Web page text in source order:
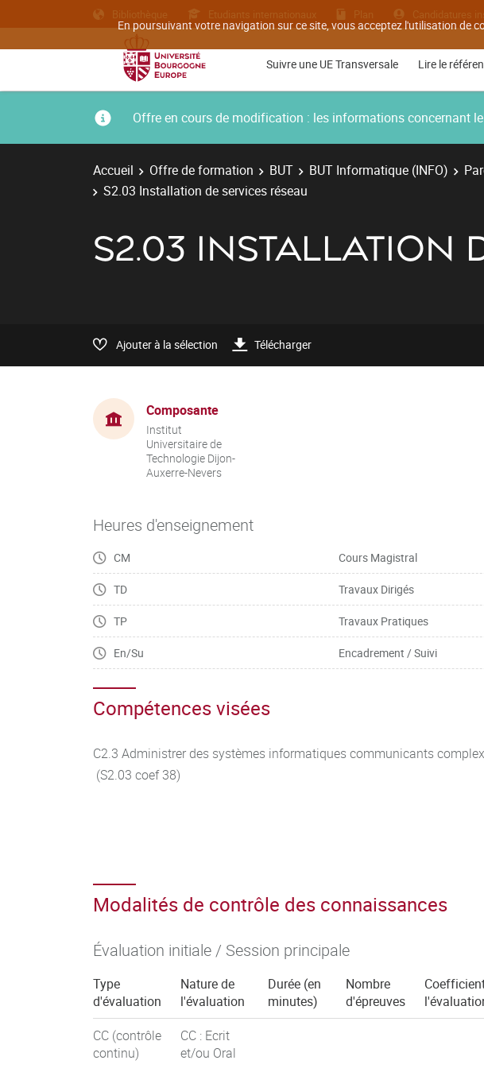
En poursuivant votre navigation sur ce site, vous acceptez l'utilisation de
Bibliothèque Etudiants internationaux Plan Candidatures
Suivre une UE Transversale Lire le
Offre en cours de modification : les informations concernant
Accueil Offre de formation BUT BUT Informatique (INFO)
S2.03 Installation de services réseau
S2.03 INSTALLATION
Ajouter à la sélection Télécharger
Composante
Institut
Universitaire de
Technologie Dijon-
Auxerre-Nevers
Heures d'enseignement
CM Cours Magistral
TD Travaux Dirigés
TP Travaux Pratiques
En/Su Encadrement / Suivi
Compétences visées
C2.3 Administrer des systèmes informatiques communicants
(S2.03 coef 38)
Modalités de contrôle des connaissances
Évaluation initiale / Session principale
Type
d'évaluation
Nature de
l'évaluation
Durée (en
minutes)
Nombre
d'épreuves
CC (contrôle
continu)
CC : Ecrit
et/ou Oral